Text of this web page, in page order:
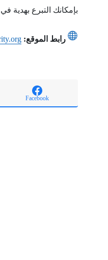
بإمكانك التبرع بهدية
رابط الموقع:
Facebook